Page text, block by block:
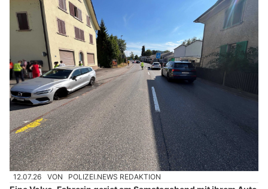
12.07.26 VON POLIZEI.NEWS REDAKTION